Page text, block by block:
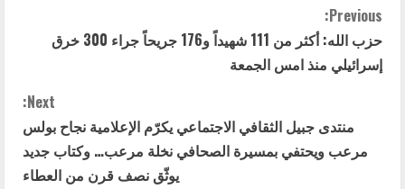
C
o
Previous:
حزب الله: أكثر من 111 شهيداً و176 جريحاً جراء 300 خرق
إسرائيلي منذ امس الجمعة
Next:
منتدى جبيل الثقافي الاجتماعي يكرّم الإعلامية نجاح بولس
مرعب ويحتفي بمسيرة الصحافي نخلة مرعب… وكتاب جديد
يوثّق نصف قرن من العطاء